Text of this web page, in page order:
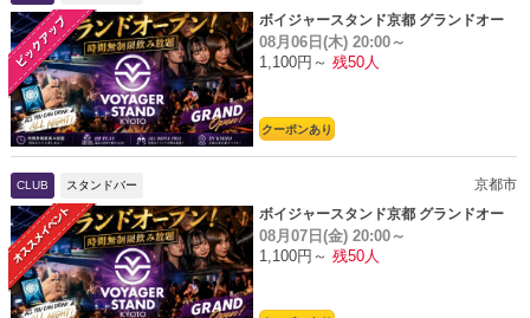
ボイジャースタンド京都 グランドオー
プン
08月06日(木) 20:00～
1,100円～ 残50人
クーポンあり
CLUB スタンドバー
京都市
ボイジャースタンド京都 グランドオー
プン
08月07日(金) 20:00～
1,100円～ 残50人